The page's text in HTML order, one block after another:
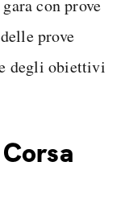
con prove
prove
degli obiettivi